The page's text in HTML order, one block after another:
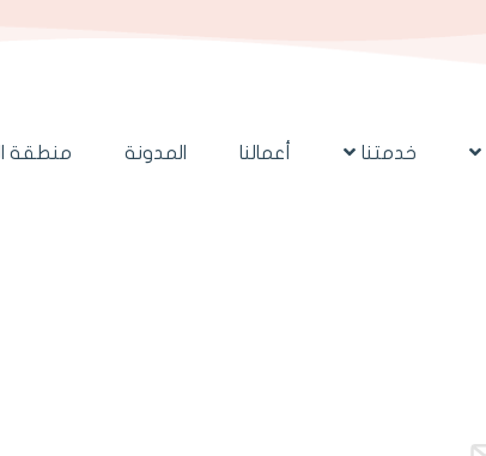
خدمتنا أعمالنا المدونة منطقة